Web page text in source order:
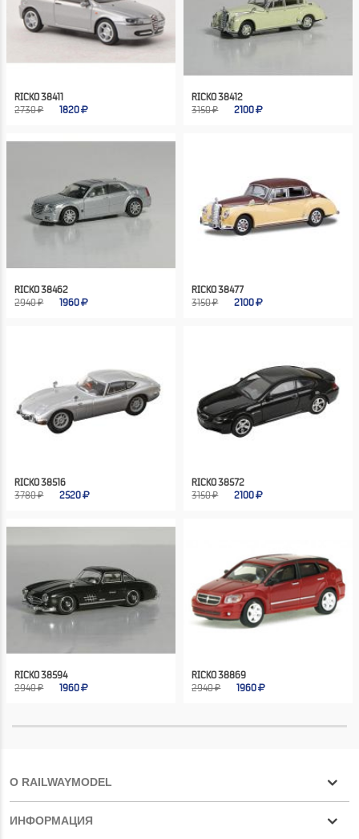
RICKO 38411
2730 ₽
1820
RICKO 38412
3150 ₽
2100
RICKO 38462
2940 ₽
1960
RICKO 38477
3150 ₽
2100
RICKO 38516
3780 ₽
2520
RICKO 38572
3150 ₽
2100
RICKO 38594
2940 ₽
1960
RICKO 38869
2940 ₽
1960
О RAILWAYMODEL
ИНФОРМАЦИЯ